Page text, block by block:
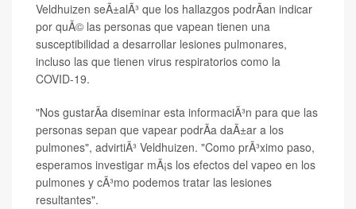
Veldhuizen seÃ±alÃ³ que los hallazgos podrÃ­an indicar
por quÃ© las personas que vapean tienen una
susceptibilidad a desarrollar lesiones pulmonares,
incluso las que tienen virus respiratorios como la
COVID-19.
"Nos gustarÃ­a diseminar esta informaciÃ³n para que las
personas sepan que vapear podrÃ­a daÃ±ar a los
pulmones", advirtiÃ³ Veldhuizen. "Como prÃ³ximo paso,
esperamos investigar mÃ¡s los efectos del vapeo en los
pulmones y cÃ³mo podemos tratar las lesiones
resultantes".